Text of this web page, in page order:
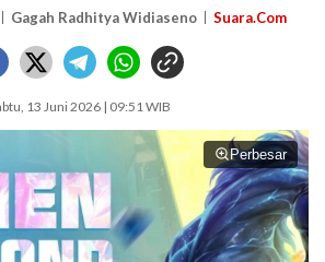
Gagah Radhitya Widiaseno Suara.Com
13 Juni 2026 | 09:51 WIB
Perbesar